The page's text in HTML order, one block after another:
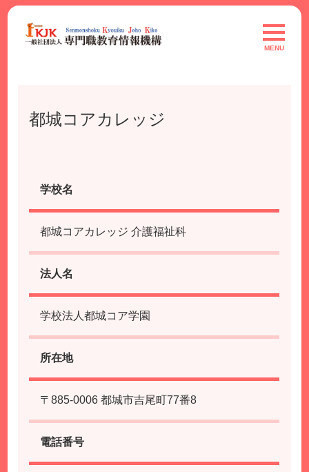
Skip
content
toggle
MENU
都城コアカレッジ
学校名
都城コアカレッジ 介護福祉科
法人名
学校法人都城コア学園
所在地
〒885-0006 都城市吉尾町77番8
電話番号